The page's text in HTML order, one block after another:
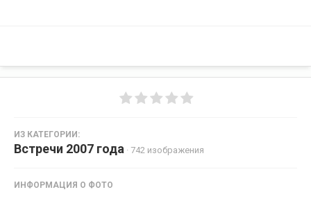
ИЗ КАТЕГОРИИ:
Встречи 2007 года · 742 изображения
ИНФОРМАЦИЯ О ФОТО